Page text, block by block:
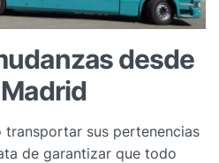
desde
transportar sus pertenencias
de garantizar que todo